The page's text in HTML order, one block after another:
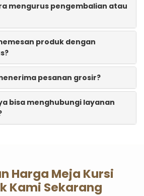
mengurus pengembalian atau
produk dengan
pesanan grosir?
bisa menghubungi layanan
Harga Meja Kursi
Kami Sekarang